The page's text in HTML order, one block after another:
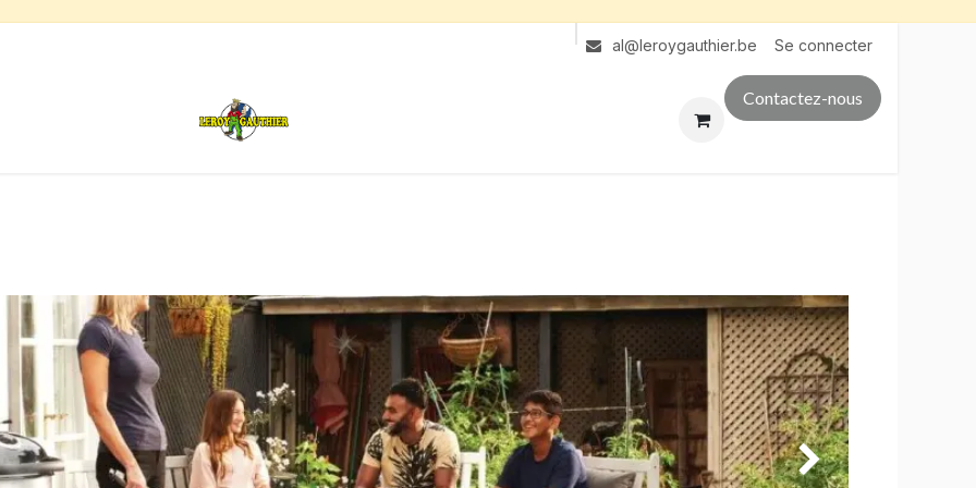
al@leroygauthier.be Se connecter
Contactez-nous
Suivant